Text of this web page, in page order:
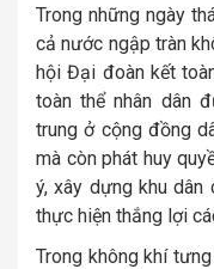
Trong những ngày
cả nước ngập tràn
hội Đại đoàn kết
toàn thể nhân dân
trung ở cộng đồng
mà còn phát huy
ý, xây dựng khu dân
thực hiện thắng lợi
Trong không khí